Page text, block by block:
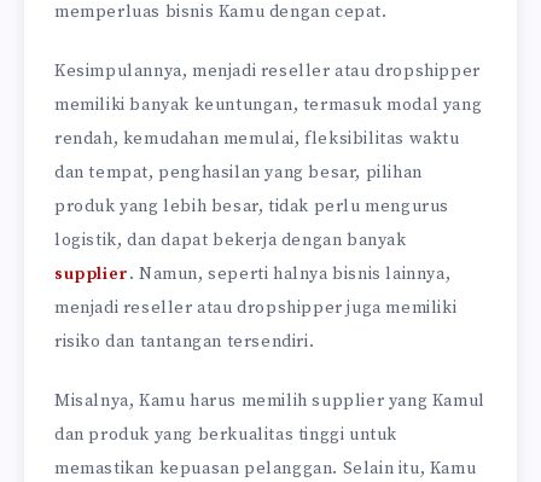
memperluas bisnis Kamu dengan cepat.
Kesimpulannya, menjadi reseller atau dropshipper
memiliki banyak keuntungan, termasuk modal yang
rendah, kemudahan memulai, fleksibilitas waktu
dan tempat, penghasilan yang besar, pilihan
produk yang lebih besar, tidak perlu mengurus
logistik, dan dapat bekerja dengan banyak
supplier. Namun, seperti halnya bisnis lainnya,
menjadi reseller atau dropshipper juga memiliki
risiko dan tantangan tersendiri.
Misalnya, Kamu harus memilih supplier yang Kamul
dan produk yang berkualitas tinggi untuk
memastikan kepuasan pelanggan. Selain itu, Kamu